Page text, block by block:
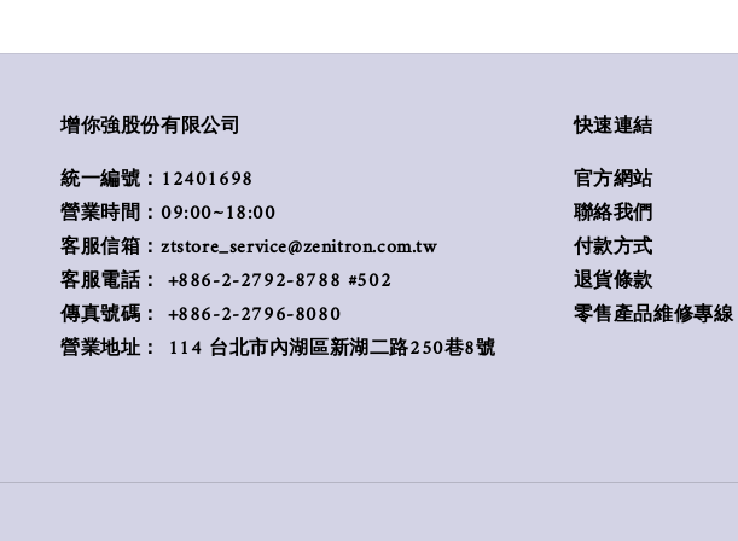
增你強股份有限公司
統一編號：12401698
營業時間：09:00~18:00
客服信箱：ztstore_service@zenitron.com.tw
客服電話： +886-2-2792-8788 #502
傳真號碼： +886-2-2796-8080
營業地址： 114 台北市內湖區新湖二路250巷8號
快速連結
官方網站
聯絡我們
付款方式
退貨條款
零售產品維修專線